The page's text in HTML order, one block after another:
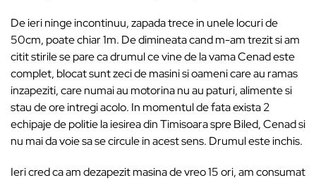
De ieri ninge incontinuu, zapada trece in unele locuri de
50cm, poate chiar 1m. De dimineata cand m-am trezit si am
citit stirile se pare ca drumul ce vine de la vama Cenad este
complet, blocat sunt zeci de masini si oameni care au ramas
inzapeziti, care numai au motorina nu au paturi, alimente si
stau de ore intregi acolo. In momentul de fata exista 2
echipaje de politie la iesirea din Timisoara spre Biled, Cenad si
nu mai da voie sa se circule in acest sens. Drumul este inchis.
Ieri cred ca am dezapezit masina de vreo 15 ori, am consumat